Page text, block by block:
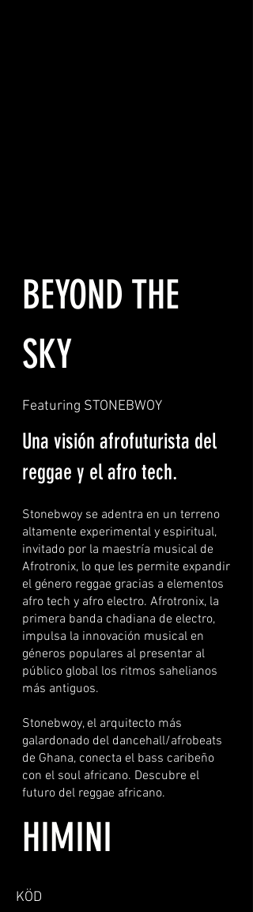
BEYOND THE
SKY
Featuring STONEBWOY
Una visión afrofuturista del
reggae y el afro tech.
Stonebwoy se adentra en un terreno
altamente experimental y espiritual,
invitado por la maestría musical de
Afrotronix, lo que les permite expandir
el género reggae gracias a elementos
afro tech y afro electro. Afrotronix, la
primera banda chadiana de electro,
impulsa la innovación musical en
géneros populares al presentar al
público global los ritmos sahelianos
más antiguos.
Stonebwoy, el arquitecto más
galardonado del dancehall/afrobeats
de Ghana, conecta el bass caribeño
con el soul africano. Descubre el
futuro del reggae africano.
HIMINI
KÖD